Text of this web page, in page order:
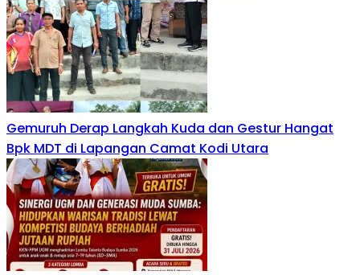
Gemuruh Derap Langkah Kuda dan Gestur Hangat
Bpk MDT di Lapangan Camat Kodi Utara